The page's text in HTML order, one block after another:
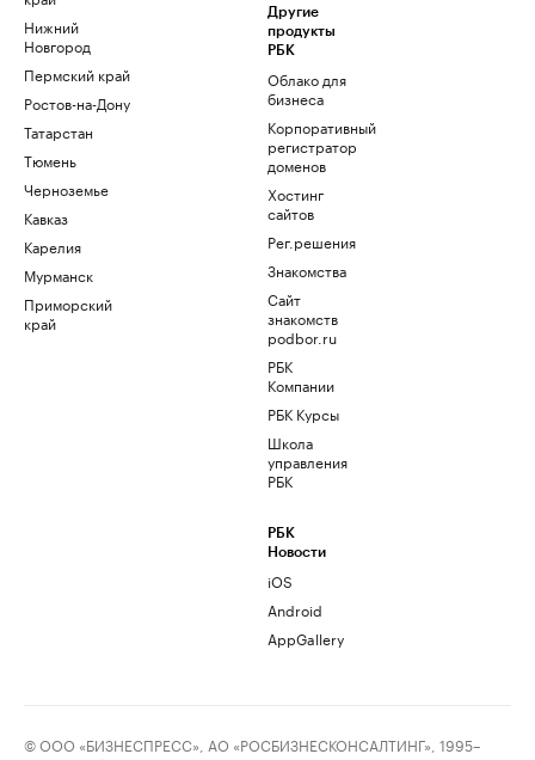
Нижний
Новгород
Пермский край
Ростов-на-Дону
Татарстан
Тюмень
Черноземье
Кавказ
Карелия
Мурманск
Приморский
край
Другие
продукты
РБК
Облако для
бизнеса
Корпоративный
регистратор
доменов
Хостинг
сайтов
Рег.решения
Знакомства
Сайт
знакомств
podbor.ru
РБК
Компании
РБК Курсы
Школа
управления
РБК
РБК
Новости
iOS
Android
AppGallery
© ООО «БИЗНЕСПРЕСС», АО «РОСБИЗНЕСКОНСАЛТИНГ», 1995–